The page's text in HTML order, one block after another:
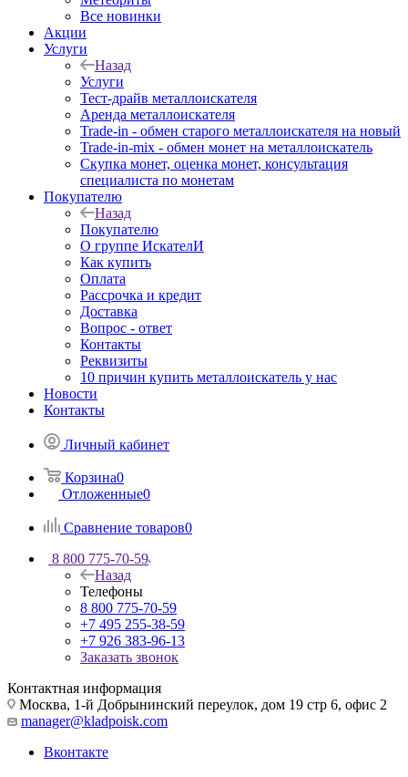
Все новинки
Акции
Услуги
Назад
Услуги
Тест-драйв металлоискателя
Аренда металлоискателя
Trade-in - обмен старого металлоискателя на новый
Trade-in-mix - обмен монет на металлоискатель
Скупка монет, оценка монет, консультация
специалиста по монетам
Покупателю
Назад
Покупателю
О группе ИскателИ
Как купить
Оплата
Рассрочка и кредит
Доставка
Вопрос - ответ
Контакты
Реквизиты
10 причин купить металлоискатель у нас
Новости
Контакты
Личный кабинет
Корзина0
Отложенные0
Сравнение товаров0
8 800 775-70-59
Назад
Телефоны
8 800 775-70-59
+7 495 255-38-59
+7 926 383-96-13
Заказать звонок
Контактная информация
Москва, 1-й Добрынинский переулок, дом 19 стр 6, офис 2
manager@kladpoisk.com
Вконтакте